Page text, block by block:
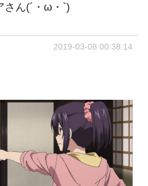
さん(´・ω・`)
2019-03-08 00:38:14